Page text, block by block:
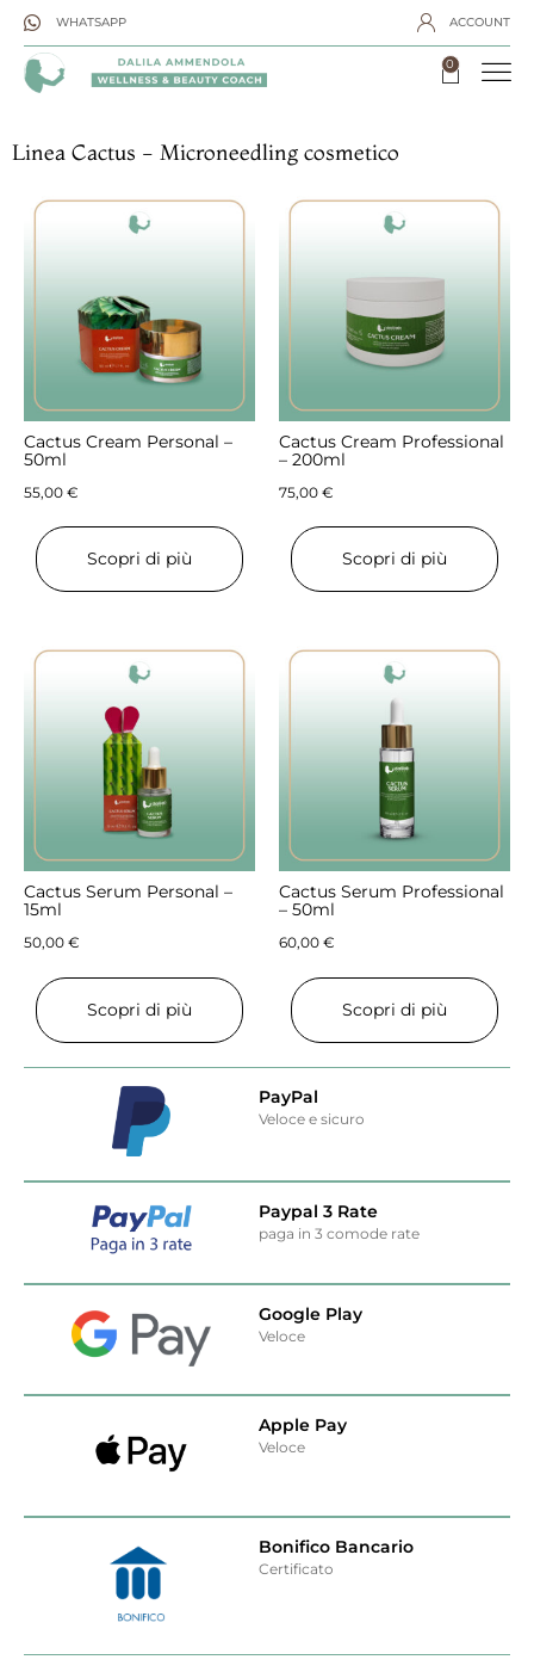
WHATSAPP ACCOUNT
0
Linea Cactus - Microneedling cosmetico
Cactus Cream Personal –
50ml
55,00 €
Scopri di più
Cactus Cream Professional
– 200ml
75,00 €
Scopri di più
Cactus Serum Personal –
15ml
50,00 €
Scopri di più
Cactus Serum Professional
– 50ml
60,00 €
Scopri di più
PayPal
Veloce e sicuro
Paypal 3 Rate
paga in 3 comode rate
Google Play
Veloce
Apple Pay
Veloce
Bonifico Bancario
Certificato